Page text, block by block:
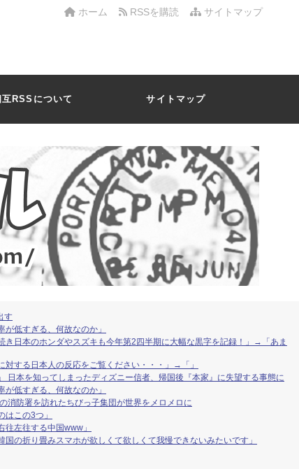
サイトマップ
RSSを購読
ホーム
RSSについて サイトマップ
す
低すぎる、何故なのか」
き日本のホンダやスズキも今年第2四半期に大幅な黒字を記録！」→「あま
する日本人の反応をご覧ください・・・」→「」
本を知ってしまったディズニー信者、帰国後『本家』に失望する事態に
低すぎる、何故なのか」
消防署を訪れたちびっ子集団が世界をメロメロに
はこの3つ」
左往する中国www」
の折り畳みスマホが欲しくて欲しくて我慢できないみたいです」